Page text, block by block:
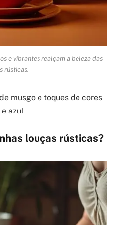
e vibrantes realçam a beleza das
rústicas.
musgo e toques de cores
azul.
louças rústicas?